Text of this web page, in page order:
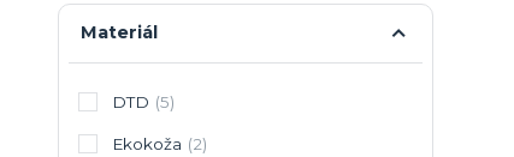
Materiál
DTD (5)
Ekokoža (2)